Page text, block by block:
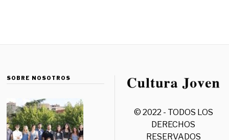
SOBRE NOSOTROS
© 2022 - TODOS LOS
DERECHOS
RESERVADOS